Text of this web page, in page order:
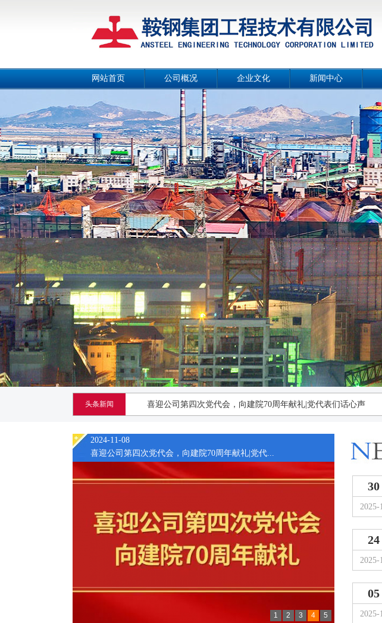
网站首页 公司概况
公司简介
总经理致辞
战略目标
组织机构
工作团队
荣誉资质
事业部和分公司
企业文化
公司宣传片
工作理念
公司风采
人文环境
新闻中心
媒体报道
项目公示
行业分析
合
头条新闻 喜迎公司第四次党代会，向建院70周年献礼|党代表们话心声
u8国际 - 追求健康,你我一起成长混合所有制改革项目增资扩股
宁钢260㎡烧结机项目主控楼封顶
戴志浩调研鞍钢工程发展工程技术公司：务必按照既定时间节
2024-11-08
喜迎公司第四次党代会，向建院70周年献礼|党代...
喜迎公司第四次党代会，向建院70周年献礼|党代...
1 2 3 4 5
30
2025-
24
2025-
05
2025-